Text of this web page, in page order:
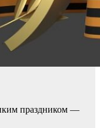
праздником —